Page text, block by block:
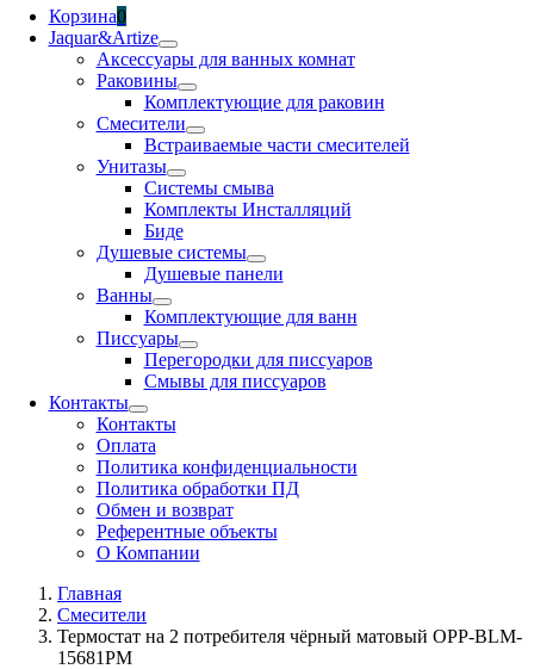
Корзина0
Jaquar&Artize
Аксессуары для ванных комнат
Раковины
Комплектующие для раковин
Смесители
Встраиваемые части смесителей
Унитазы
Системы смыва
Комплекты Инсталляций
Биде
Душевые системы
Душевые панели
Ванны
Комплектующие для ванн
Писсуары
Перегородки для писсуаров
Смывы для писсуаров
Контакты
Контакты
Оплата
Политика конфиденциальности
Политика обработки ПД
Обмен и возврат
Референтные объекты
О Компании
Главная
Смесители
Термостат на 2 потребителя чёрный матовый OPP-BLM-
15681PM